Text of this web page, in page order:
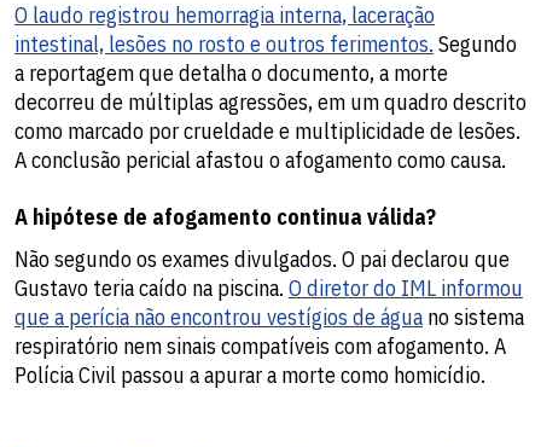
O laudo registrou hemorragia interna, laceração
intestinal, lesões no rosto e outros ferimentos. Segundo
a reportagem que detalha o documento, a morte
decorreu de múltiplas agressões, em um quadro descrito
como marcado por crueldade e multiplicidade de lesões.
A conclusão pericial afastou o afogamento como causa.
A hipótese de afogamento continua válida?
Não segundo os exames divulgados. O pai declarou que
Gustavo teria caído na piscina. O diretor do IML informou
que a perícia não encontrou vestígios de água no sistema
respiratório nem sinais compatíveis com afogamento. A
Polícia Civil passou a apurar a morte como homicídio.